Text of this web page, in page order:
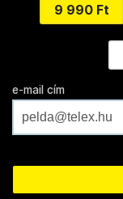
9 990 Ft
e-mail cím